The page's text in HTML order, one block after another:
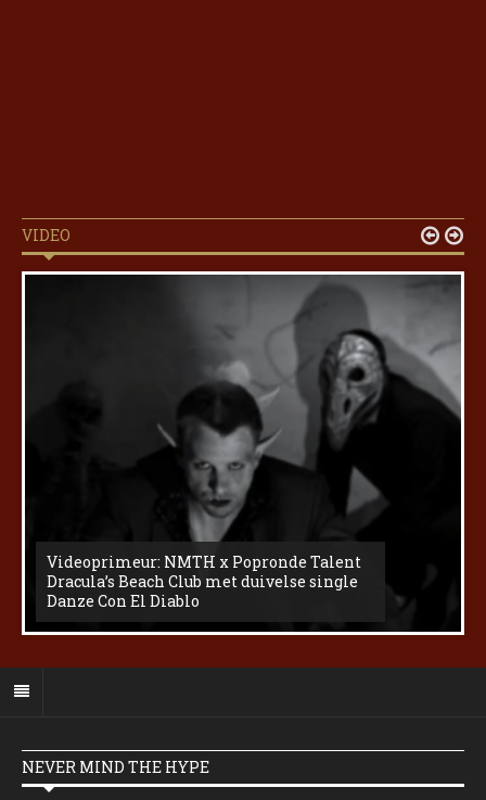
VIDEO
Videoprimeur: NMTH x Popronde Talent
Dracula’s Beach Club met duivelse single
Danze Con El Diablo
 
NEVER MIND THE HYPE